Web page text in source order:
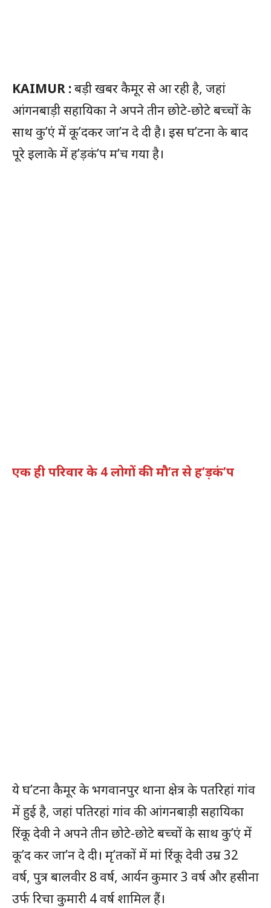
KAIMUR :बड़ी खबर कैमूर से आ रही है, जहां
आंगनबाड़ी सहायिका ने अपने तीन छोटे-छोटे बच्चों के
साथ कु’एं में कू’दकर जा’न दे दी है। इस घ’टना के बाद
पूरे इलाके में ह’ड़कं’प म’च गया है।
एक ही परिवार के 4 लोगों की मौ’त से ह’ड़कं’प
ये घ’टना कैमूर के भगवानपुर थाना क्षेत्र के पतरिहां गांव
में हुई है, जहां पतिरहां गांव की आंगनबाड़ी सहायिका
रिंकू देवी ने अपने तीन छोटे-छोटे बच्चों के साथ कु’एं में
कू’द कर जा’न दे दी। मृ’तकों में मां रिंकू देवी उम्र 32
वर्ष, पुत्र बालवीर 8 वर्ष, आर्यन कुमार 3 वर्ष और हसीना
उर्फ रिचा कुमारी 4 वर्ष शामिल हैं।